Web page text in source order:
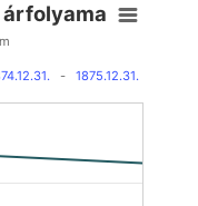
- 1875.12.31.